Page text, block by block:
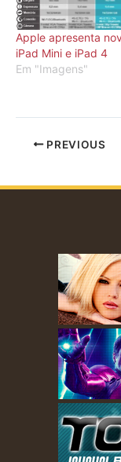
Apple apresenta
iPad Mini e iPad 4
Em "Imagens"
PREVIOUS